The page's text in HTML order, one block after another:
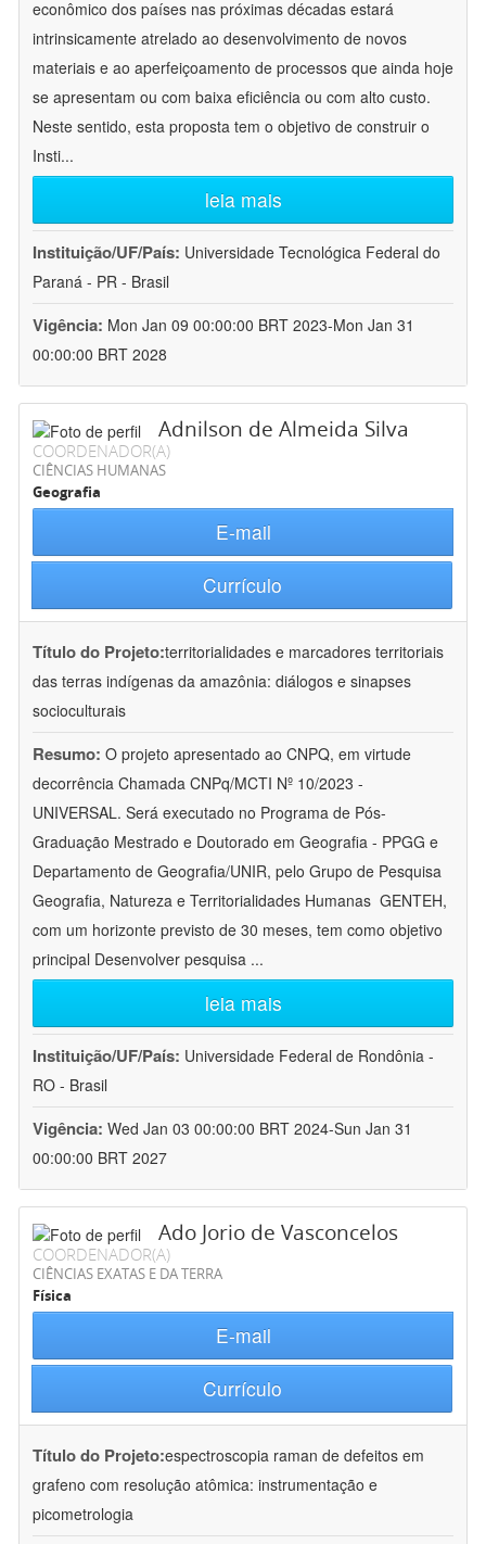
econômico dos países nas próximas décadas estará
intrinsicamente atrelado ao desenvolvimento de novos
materiais e ao aperfeiçoamento de processos que ainda hoje
se apresentam ou com baixa eficiência ou com alto custo.
Neste sentido, esta proposta tem o objetivo de construir o
Insti...
leia mais
Instituição/UF/País: Universidade Tecnológica Federal do
Paraná - PR - Brasil
Vigência: Mon Jan 09 00:00:00 BRT 2023-Mon Jan 31
00:00:00 BRT 2028
Adnilson de Almeida Silva
COORDENADOR(A)
CIÊNCIAS HUMANAS
Geografia
E-mail
Currículo
Título do Projeto:territorialidades e marcadores territoriais
das terras indígenas da amazônia: diálogos e sinapses
socioculturais
Resumo: O projeto apresentado ao CNPQ, em virtude
decorrência Chamada CNPq/MCTI Nº 10/2023 -
UNIVERSAL. Será executado no Programa de Pós-
Graduação Mestrado e Doutorado em Geografia - PPGG e
Departamento de Geografia/UNIR, pelo Grupo de Pesquisa
Geografia, Natureza e Territorialidades Humanas  GENTEH,
com um horizonte previsto de 30 meses, tem como objetivo
principal Desenvolver pesquisa ...
leia mais
Instituição/UF/País: Universidade Federal de Rondônia -
RO - Brasil
Vigência: Wed Jan 03 00:00:00 BRT 2024-Sun Jan 31
00:00:00 BRT 2027
Ado Jorio de Vasconcelos
COORDENADOR(A)
CIÊNCIAS EXATAS E DA TERRA
Física
E-mail
Currículo
Título do Projeto:espectroscopia raman de defeitos em
grafeno com resolução atômica: instrumentação e
picometrologia